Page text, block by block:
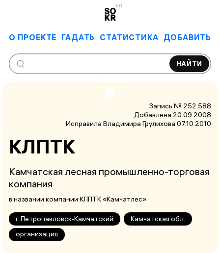
6.0
О ПРОЕКТЕ ГАДАТЬ СТАТИСТИКА ДОБАВИТЬ
НАЙТИ
Запись № 252 588
Добавлена 20.09.2008
Исправила Владимира Грулихова 07.10.2010
КЛПТК
Камчатская лесная промышленно-торговая
компания
в названии компании КЛПТК «Камчатлес»
г. Петропавловск-Камчатский
Камчатская обл.
организация